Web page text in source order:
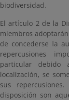
biodiversidad.
El artículo 2 de la
miembros
de concederse la
repercusiones
particular debido
localización, se
sus
disposición son